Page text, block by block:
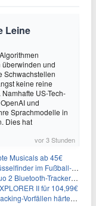
Leine
und
Schwachstellen
keine reine
US-Tech-
und
Sprachmodelle in
Dies hat
vor 3 Stunden
Musicals ab 45€
im Fußball-Design für 10,98€
Tracker 4er-Pack für 28,99€
II für 104,99€
härter überwachen